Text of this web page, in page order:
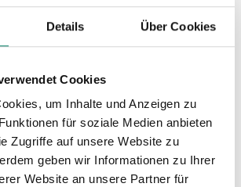
Details Über Cookies
Cookies
um Inhalte und Anzeigen zu
für soziale Medien anbieten
Zugriffe auf unsere Website zu
geben wir Informationen zu Ihrer
Website an unsere Partner für
ab Frankfurter